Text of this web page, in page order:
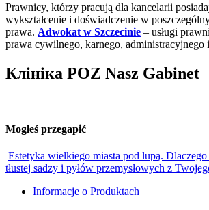
Prawnicy, którzy pracują dla kancelarii
wykształcenie i doświadczenie w
prawa. Adwokat w Szczecinie – usługi
prawa cywilnego, karnego, administracyjnego
Клініка POZ Nasz Gabinet
Mogłeś przegapić
Estetyka wielkiego miasta pod lupą. Dlaczego
tłustej sadzy i pyłów przemysłowych z
Informacje o Produktach